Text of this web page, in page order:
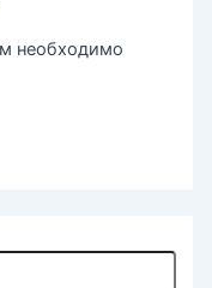
необходимо